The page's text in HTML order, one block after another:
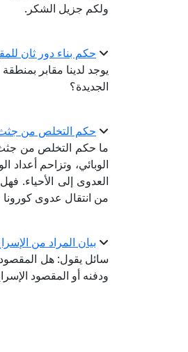
ولكم جزيل الشكر.
حكم بناء دور ثان
يوجد لدينا مقابر
الجديدة؟
حكم التخلص من جثث
ما حكم التخلص من جثث
الوبائي، وتزاحم
العدوى إلى الأحياء.
من انتقال عدوى
بيان المراد من
سائل يقول: هل المقصود
ودفنه أو المقصود